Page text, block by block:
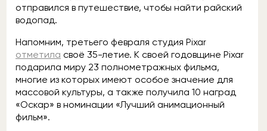
отправился в путешествие, чтобы найти райский
водопад.
Напомним, третьего февраля студия Pixar
отметила своё 35-летие. К своей годовщине Pixar
подарила миру 23 полнометражных фильма,
многие из которых имеют особое значение для
массовой культуры, а также получила 10 наград
«Оскар» в номинации «Лучший анимационный
фильм».